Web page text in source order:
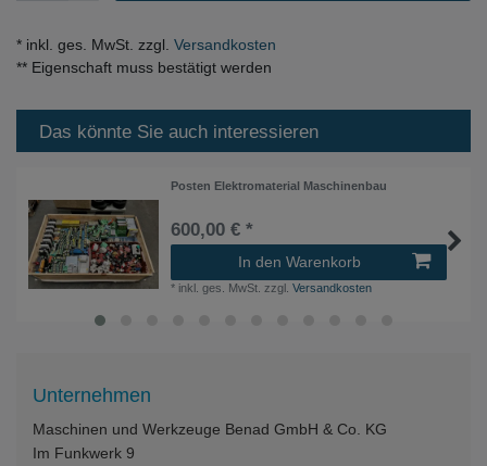
* inkl. ges. MwSt. zzgl. Versandkosten
** Eigenschaft muss bestätigt werden
Das könnte Sie auch interessieren
Posten Elektromaterial Maschinenbau
600,00 € *
In den Warenkorb
* inkl. ges. MwSt. zzgl.Versandkosten
Unternehmen
Maschinen und Werkzeuge Benad GmbH & Co. KG
Im Funkwerk 9